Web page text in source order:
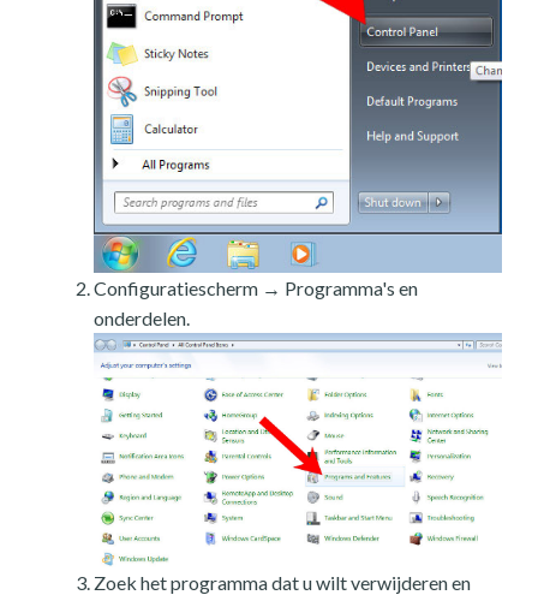
Configuratiescherm → Programma's en
onderdelen.
Zoek het programma dat u wilt verwijderen en